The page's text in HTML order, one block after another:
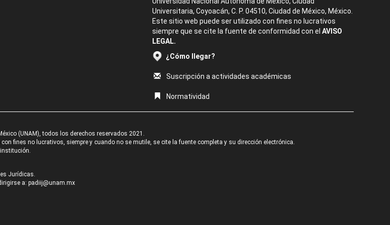
Universitaria, Coyoacán, C. P. 04510, Ciudad de México, México.
Este sitio web puede ser utilizado con fines no lucrativos
siempre que se cite la fuente de conformidad con el AVISO
LEGAL.
¿Cómo llegar?
Suscripción a actividades académicas
Normatividad
(UNAM), todos los derechos reservados 2021.
fines no lucrativos, siempre y cuando no se mutile, se cite la fuente completa y su dirección electrónica.
Jurídicas.
a: padiij@unam.mx